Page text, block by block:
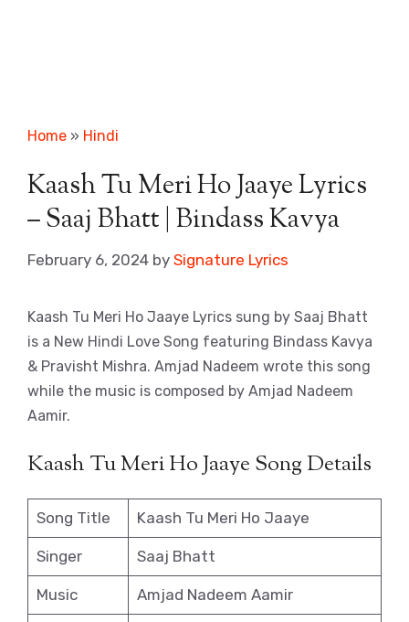
Home » Hindi
Kaash Tu Meri Ho Jaaye Lyrics
– Saaj Bhatt | Bindass Kavya
February 6, 2024 by Signature Lyrics
Kaash Tu Meri Ho Jaaye Lyrics sung by Saaj Bhatt
is a New Hindi Love Song featuring Bindass Kavya
& Pravisht Mishra. Amjad Nadeem wrote this song
while the music is composed by Amjad Nadeem
Aamir.
Kaash Tu Meri Ho Jaaye Song Details
Song Title Kaash Tu Meri Ho Jaaye
Singer Saaj Bhatt
Music Amjad Nadeem Aamir